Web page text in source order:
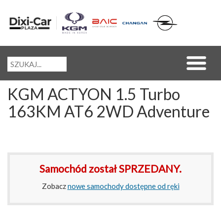
KGM ACTYON 1.5 Turbo
163KM AT6 2WD Adventure
Samochód został SPRZEDANY.
Zobacznowe samochody dostępne od ręki